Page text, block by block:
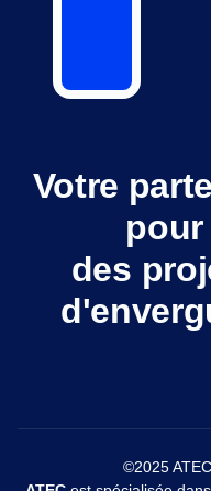
Votre
pour
des
©2025